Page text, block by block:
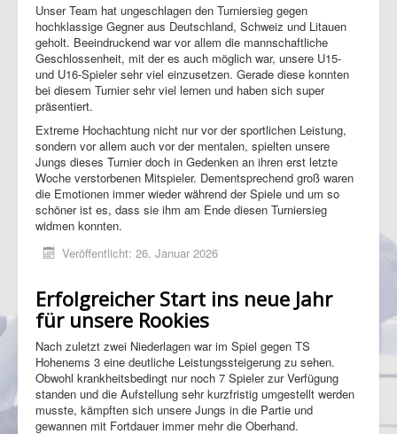
Unser Team hat ungeschlagen den Turniersieg gegen
hochklassige Gegner aus Deutschland, Schweiz und Litauen
geholt. Beeindruckend war vor allem die mannschaftliche
Geschlossenheit, mit der es auch möglich war, unsere U15-
und U16-Spieler sehr viel einzusetzen. Gerade diese konnten
bei diesem Turnier sehr viel lernen und haben sich super
präsentiert.
Extreme Hochachtung nicht nur vor der sportlichen Leistung,
sondern vor allem auch vor der mentalen, spielten unsere
Jungs dieses Turnier doch in Gedenken an ihren erst letzte
Woche verstorbenen Mitspieler. Dementsprechend groß waren
die Emotionen immer wieder während der Spiele und um so
schöner ist es, dass sie ihm am Ende diesen Turniersieg
widmen konnten.
Veröffentlicht: 26. Januar 2026
Erfolgreicher Start ins neue Jahr
für unsere Rookies
Nach zuletzt zwei Niederlagen war im Spiel gegen TS
Hohenems 3 eine deutliche Leistungssteigerung zu sehen.
Obwohl krankheitsbedingt nur noch 7 Spieler zur Verfügung
standen und die Aufstellung sehr kurzfristig umgestellt werden
musste, kämpften sich unsere Jungs in die Partie und
gewannen mit Fortdauer immer mehr die Oberhand.